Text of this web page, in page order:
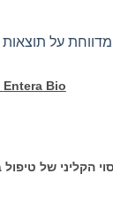
Entera Bio